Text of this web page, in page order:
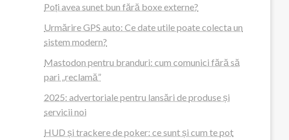
Poți avea sunet bun fără boxe externe?
Urmărire GPS auto: Ce date utile poate colecta un
sistem modern?
Mastodon pentru branduri: cum comunici fără să
pari „reclamă”
2025: advertoriale pentru lansări de produse și
servicii noi
HUD și trackere de poker: ce sunt și cum te pot